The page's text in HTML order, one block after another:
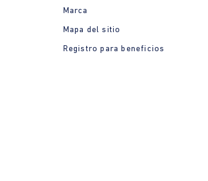
Marca
Mapa del sitio
Registro para beneficios